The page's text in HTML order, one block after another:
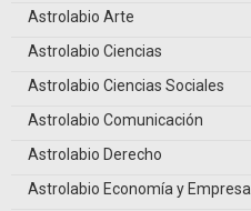
Astrolabio Arte
Astrolabio Ciencias
Astrolabio Ciencias Sociales
Astrolabio Comunicación
Astrolabio Derecho
Astrolabio Economía y Empresa